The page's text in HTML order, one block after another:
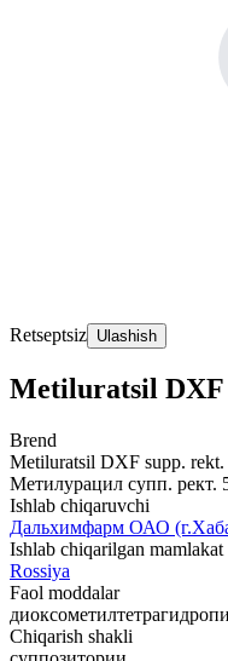
Retseptsiz Ulashish
Metiluratsil DXF
Brend
Metiluratsil DXF supp. rekt.
Метилурацил супп. рект.
Ishlab chiqaruvchi
Дальхимфарм ОАО
Ishlab chiqarilgan mamlakat
Rossiya
Faol moddalar
Chiqarish shakli